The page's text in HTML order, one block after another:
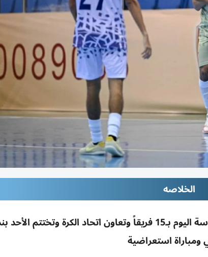
الخلاصه
انطلاق ربع ونصف نهائي بطولة النخبة لحرس الرئاسة اليوم بـ15 فريقاً وتعاون اتحاد الكرة
ومباراة استعراضية